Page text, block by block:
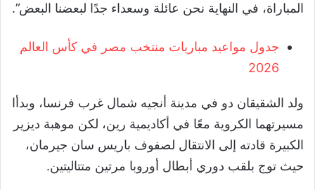
المباراة، في النهاية نحن عائلة وسعداء جدًا لبعضنا البعض”.
جدول مواعيد مباريات منتخب مصر في كأس العالم
2026
ولد الشقيقان دو في مدينة أنجيه شمال غرب فرنسا، وبدأا
مسيرتهما الكروية معًا في أكاديمية رين، لكن موهبة ديزير
الكبيرة قادته إلى الانتقال لصفوف باريس سان جيرمان،
حيث توج بلقب دوري أبطال أوروبا مرتين متتاليتين.